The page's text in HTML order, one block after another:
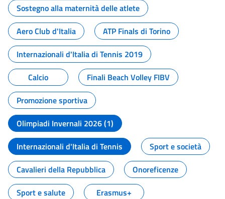
Sostegno alla maternità delle atlete
Aero Club d'Italia
ATP Finals di Torino
Internazionali d'Italia di Tennis 2019
Calcio
Finali Beach Volley FIBV
Promozione sportiva
Olimpiadi Invernali 2026 (1)
Internazionali d'Italia di Tennis
Sport e società
Cavalieri della Repubblica
Onoreficenze
Sport e salute
Erasmus+